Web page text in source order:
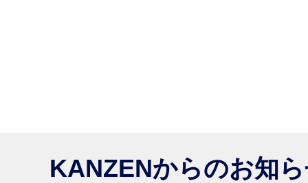
KANZENからのお知